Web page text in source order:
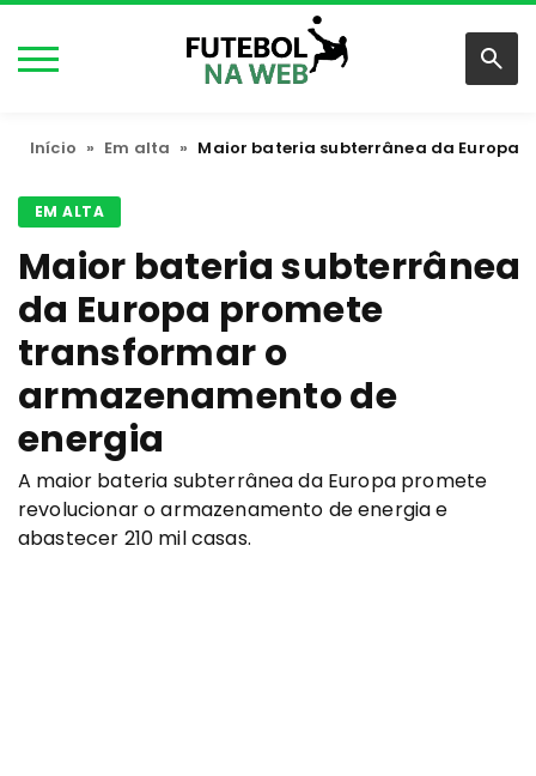
Início » Em alta » Maior bateria subterrânea da Europa
EM ALTA
Maior bateria subterrânea
da Europa promete
transformar o
armazenamento de
energia
A maior bateria subterrânea da Europa promete
revolucionar o armazenamento de energia e
abastecer 210 mil casas.